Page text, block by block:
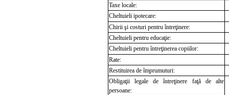
Taxe locale:
Cheltuieli ipotecare:
Chirii şi costuri pentru întreţinere:
Cheltuieli pentru educaţie:
Cheltuieli pentru întreţinerea copiilor:
Rate:
Restituirea de împrumuturi:
Obligaţii legale de întreţinere faţă de alte
persoane: